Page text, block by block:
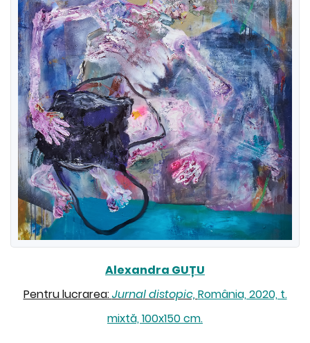
Alexandra GUȚU
Pentru lucrarea:Jurnal distopic, România, 2020, t.
mixtă, 100x150 cm.